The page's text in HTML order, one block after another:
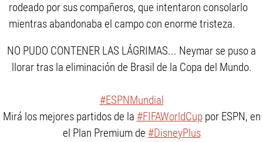
rodeado por sus compañeros, que intentaron consolarlo
mientras abandonaba el campo con enorme tristeza.
NO PUDO CONTENER LAS LÁGRIMAS... Neymar se puso a
llorar tras la eliminación de Brasil de la Copa del Mundo.
#ESPNMundial
Mirá los mejores partidos de la #FIFAWorldCuppor ESPN, en
el Plan Premium de #DisneyPlus